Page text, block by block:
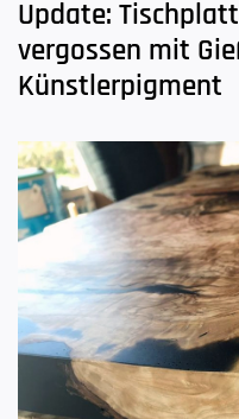
Update:
vergossen mit
Künstlerpigment